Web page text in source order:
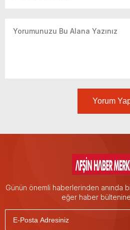
Yorum
Günün önemli haberlerinden anında
eğer haber